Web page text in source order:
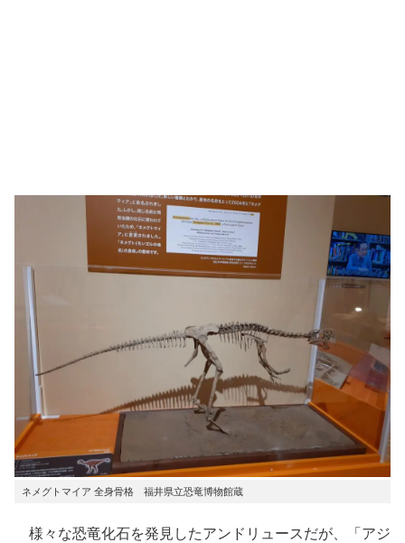
ネメグトマイア 全身骨格 福井県立恐竜博物館蔵
様々な恐竜化石を発見したアンドリュースだが、「アジ